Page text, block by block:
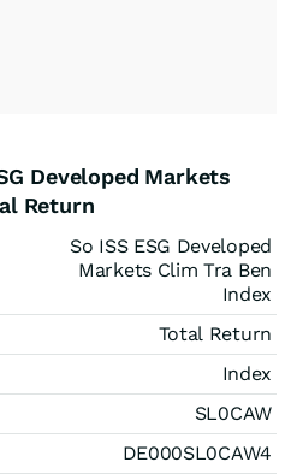
Developed Markets
Return
So ISS ESG Developed
Markets Clim Tra Ben
Index
Total Return
Index
SL0CAW
DE000SL0CAW4